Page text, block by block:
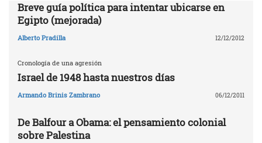
Breve guía política para intentar ubicarse en
Egipto (mejorada)
Alberto Pradilla 12/12/2012
Cronología de una agresión
Israel de 1948 hasta nuestros días
Armando Brinis Zambrano 06/12/2011
De Balfour a Obama: el pensamiento colonial
sobre Palestina